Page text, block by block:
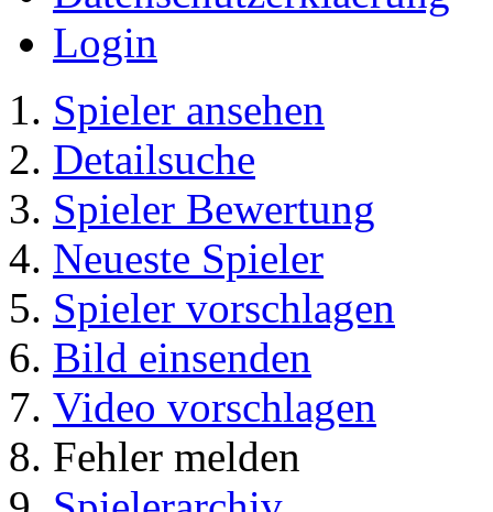
Spieler
Mitglieder
Katalog
Kontakt
Impressum
AGB
Datenschutzerklaerung
Login
Spieler ansehen
Detailsuche